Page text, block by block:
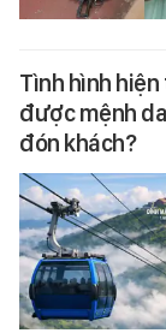
Tình hình
được mệnh
đón khách?